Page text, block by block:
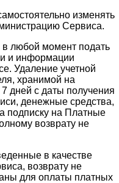
изменять
Сервиса.
в любой момент подать
и информации
Удаление учетной
хранимой на
дней с даты получения
денежные средства,
подписку на Платные
возврату не
в качестве
возврату не
для оплаты платных